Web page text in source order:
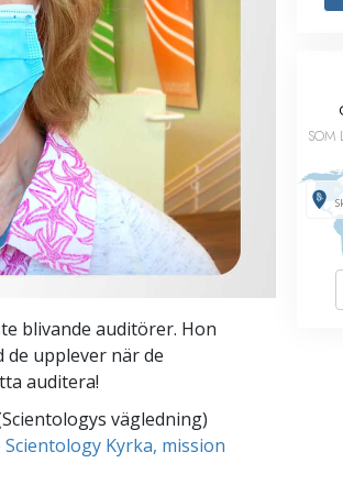
Verktyg för
Etik och tillstånden
Orsaken till
Undersökningar
Organiseringens
Grunderna i
blivande auditörer. Hon
upplever när de
auditera!
vägledning)
Kyrka, mission
SOM